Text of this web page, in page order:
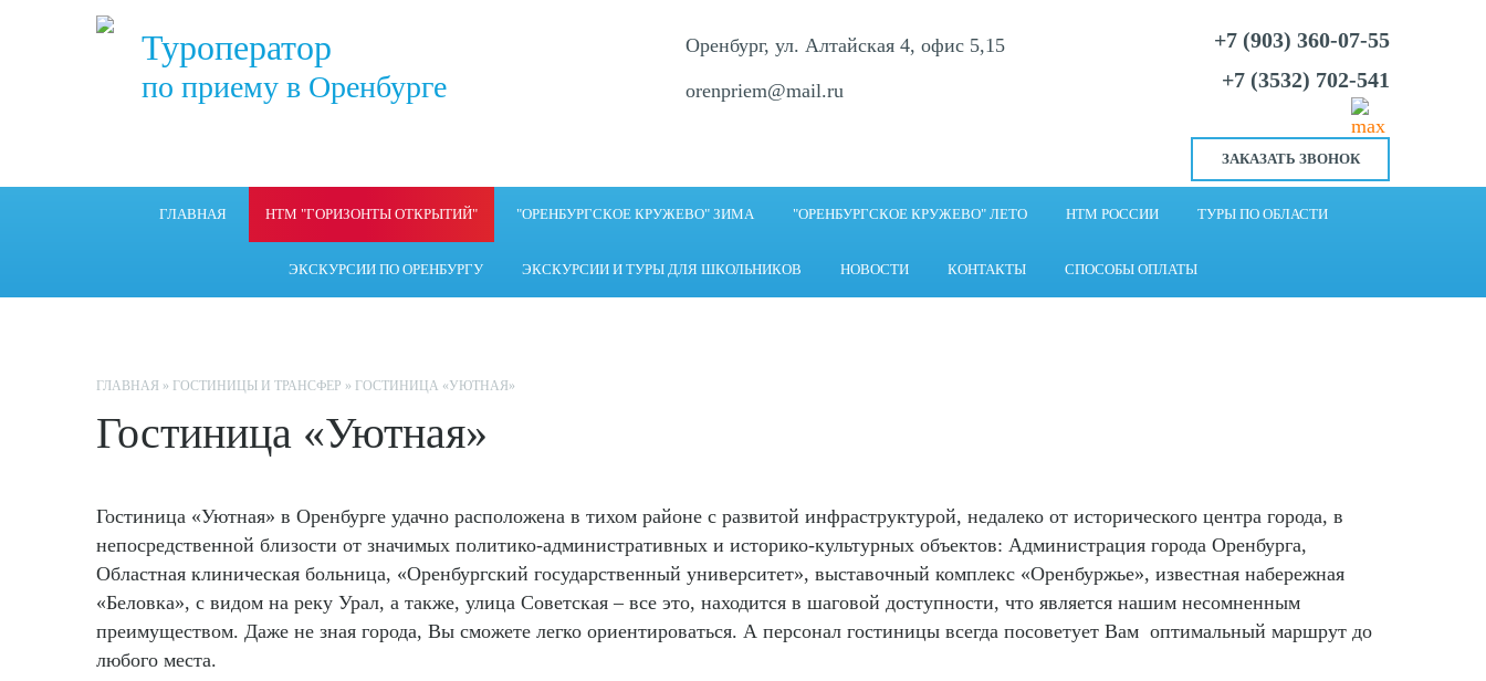
Туроператор
по приему в Оренбурге
Оренбург, ул. Алтайская 4, офис 5,15
orenpriem@mail.ru
+7 (903) 360-07-55
+7 (3532) 702-541
ЗАКАЗАТЬ ЗВОНОК
ГЛАВНАЯ НТМ "ГОРИЗОНТЫ ОТКРЫТИЙ" "ОРЕНБУРГСКОЕ КРУЖЕВО" ЗИМА "ОРЕНБУРГСКОЕ КРУЖЕВО" ЛЕТО НТМ РОССИИ ТУРЫ ПО ОБЛАСТИ
ЭКСКУРСИИ ПО ОРЕНБУРГУ ЭКСКУРСИИ И ТУРЫ ДЛЯ ШКОЛЬНИКОВ НОВОСТИ КОНТАКТЫ СПОСОБЫ ОПЛАТЫ
ГЛАВНАЯ » ГОСТИНИЦЫ И ТРАНСФЕР » ГОСТИНИЦА «УЮТНАЯ»
Гостиница «Уютная»
Гостиница «Уютная» в Оренбурге удачно расположена в тихом районе с развитой инфраструктурой, недалеко от исторического центра города, в
непосредственной близости от значимых политико-административных и историко-культурных объектов: Администрация города Оренбурга,
Областная клиническая больница, «Оренбургский государственный университет», выставочный комплекс «Оренбуржье», известная набережная
«Беловка», с видом на реку Урал, а также, улица Советская – все это, находится в шаговой доступности, что является нашим несомненным
преимуществом. Даже не зная города, Вы сможете легко ориентироваться. А персонал гостиницы всегда посоветует Вам оптимальный маршрут до
любого места.